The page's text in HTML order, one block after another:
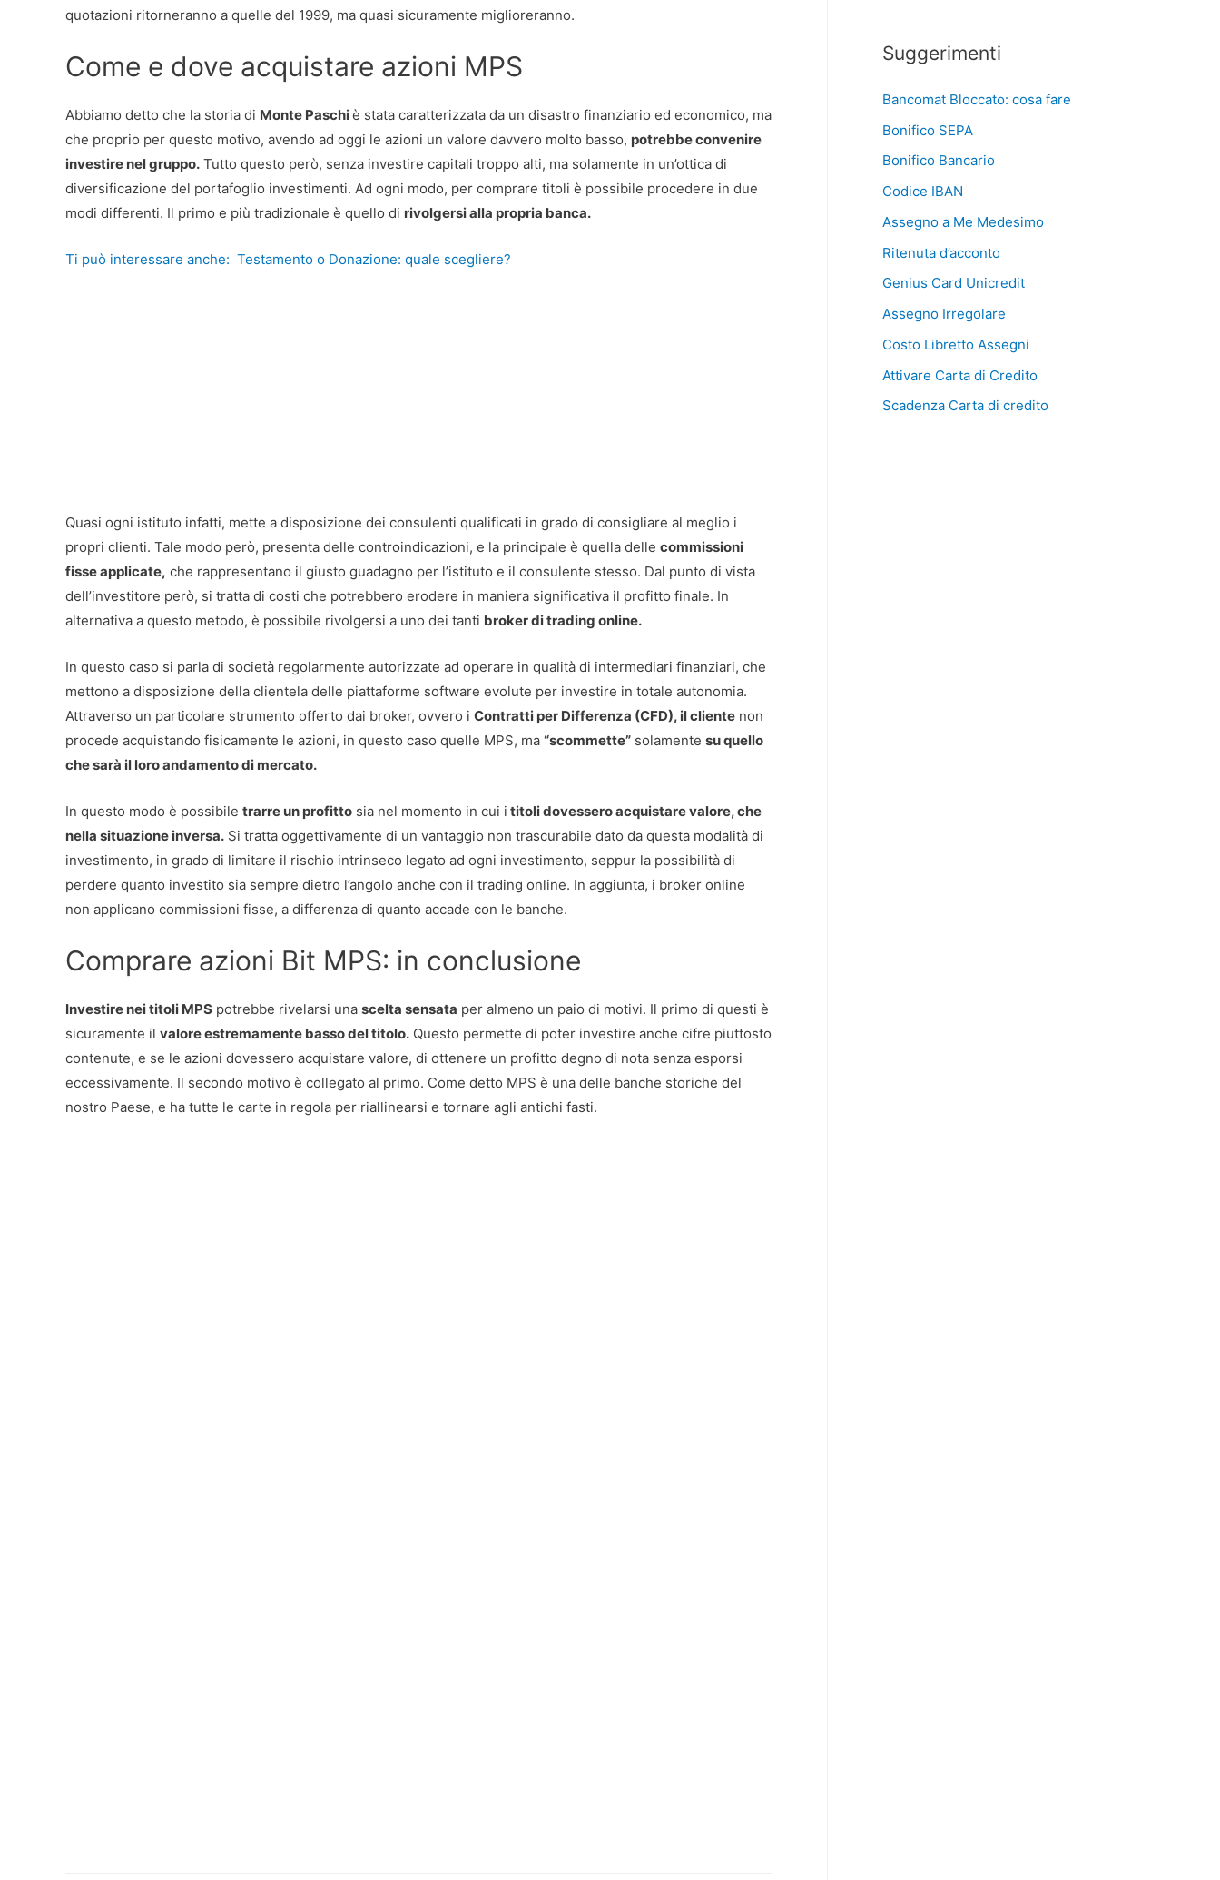
quotazioni ritorneranno a quelle del 1999, ma quasi sicuramente miglioreranno.
Come e dove acquistare azioni MPS
Abbiamo detto che la storia di Monte Paschiè stata caratterizzata da un disastro finanziario ed economico, ma
che proprio per questo motivo, avendo ad oggi le azioni un valore davvero molto basso, potrebbe convenire
investire nel gruppo. Tutto questo però, senza investire capitali troppo alti, ma solamente in un’ottica di
diversificazione del portafoglio investimenti. Ad ogni modo, per comprare titoli è possibile procedere in due
modi differenti. Il primo e più tradizionale è quello di rivolgersi alla propria banca.
Ti può interessare anche: Testamento o Donazione: quale scegliere?
Quasi ogni istituto infatti, mette a disposizione dei consulenti qualificati in grado di consigliare al meglio i
propri clienti. Tale modo però, presenta delle controindicazioni, e la principale è quella delle commissioni
fisse applicate, che rappresentano il giusto guadagno per l’istituto e il consulente stesso. Dal punto di vista
dell’investitore però, si tratta di costi che potrebbero erodere in maniera significativa il profitto finale. In
alternativa a questo metodo, è possibile rivolgersi a uno dei tanti broker di trading online.
In questo caso si parla di società regolarmente autorizzate ad operare in qualità di intermediari finanziari, che
mettono a disposizione della clientela delle piattaforme software evolute per investire in totale autonomia.
Attraverso un particolare strumento offerto dai broker, ovvero i Contratti per Differenza (CFD), il cliente non
procede acquistando fisicamente le azioni, in questo caso quelle MPS, ma “scommette” solamente su quello
che sarà il loro andamento di mercato.
In questo modo è possibile trarre un profitto sia nel momento in cui i titoli dovessero acquistare valore, che
nella situazione inversa. Si tratta oggettivamente di un vantaggio non trascurabile dato da questa modalità di
investimento, in grado di limitare il rischio intrinseco legato ad ogni investimento, seppur la possibilità di
perdere quanto investito sia sempre dietro l’angolo anche con il trading online. In aggiunta, i broker online
non applicano commissioni fisse, a differenza di quanto accade con le banche.
Comprare azioni Bit MPS: in conclusione
Investire nei titoli MPS potrebbe rivelarsi una scelta sensata per almeno un paio di motivi. Il primo di questi è
sicuramente il valore estremamente basso del titolo. Questo permette di poter investire anche cifre piuttosto
contenute, e se le azioni dovessero acquistare valore, di ottenere un profitto degno di nota senza esporsi
eccessivamente. Il secondo motivo è collegato al primo. Come detto MPS è una delle banche storiche del
nostro Paese, e ha tutte le carte in regola per riallinearsi e tornare agli antichi fasti.
Suggerimenti
Bancomat Bloccato: cosa fare
Bonifico SEPA
Bonifico Bancario
Codice IBAN
Assegno a Me Medesimo
Ritenuta d’acconto
Genius Card Unicredit
Assegno Irregolare
Costo Libretto Assegni
Attivare Carta di Credito
Scadenza Carta di credito